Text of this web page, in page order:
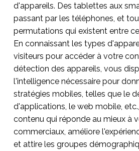
d'appareils. Des tablettes aux
passant par les téléphones, et
permutations qui existent entre
En connaissant les types
visiteurs pour accéder à votre
détection des appareils, vous
l'intelligence nécessaire pour
stratégies mobiles, telles que le
d'applications, le web mobile,
contenu qui réponde au mieux à
commerciaux, améliore
et attire les groupes